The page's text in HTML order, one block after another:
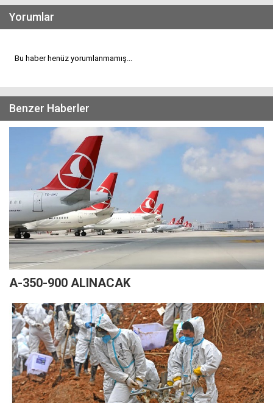
Yorumlar
Bu haber henüz yorumlanmamış...
Benzer Haberler
A-350-900 ALINACAK